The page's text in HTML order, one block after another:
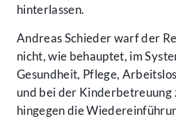
hinterlassen.
Andreas Schieder warf der
nicht, wie behauptet, im
Gesundheit, Pflege,
und bei der Kinderbetreuung
hingegen die